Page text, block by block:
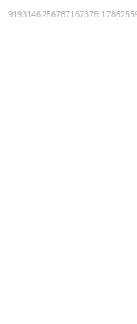
9193146256787167376: